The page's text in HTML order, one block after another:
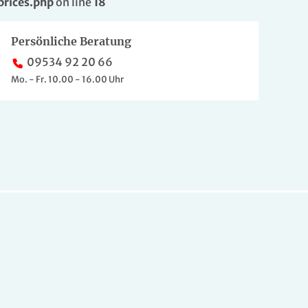
Persönliche Beratung
09534 92 20 66
Mo. - Fr. 10.00 - 16.00 Uhr